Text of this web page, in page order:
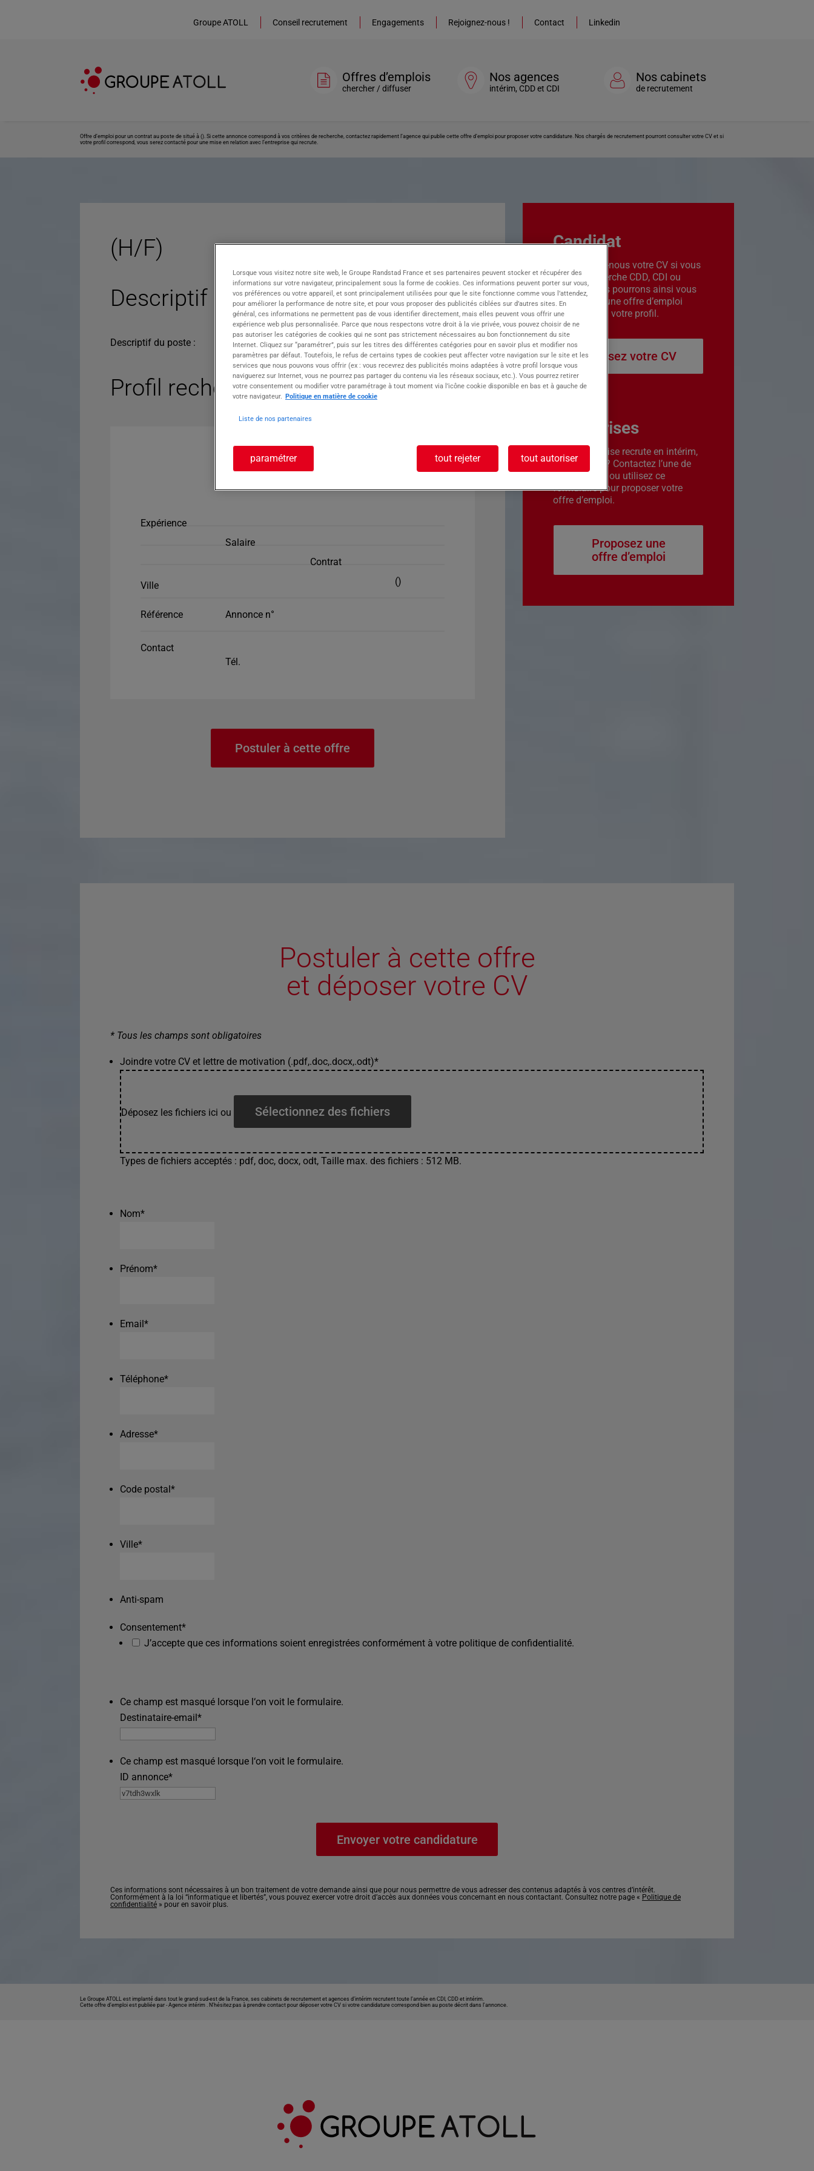
Groupe ATOLL Conseil recrutement Engagements Rejoignez-nous ! Contact Linkedin
Offres d’emplois
chercher / diffuser
Nos agences
intérim, CDD et CDI
Nos cabinets
de recrutement
Offre d’emploi pour un contrat au poste de situé à (). Si cette annonce correspond à vos critères de recherche, contactez rapidement l’agence qui publie cette offre d’emploi pour proposer votre candidature. Nos chargés de recrutement pourront consulter votre CV et si
votre profil correspond, vous serez contacté pour une mise en relation avec l’entreprise qui recrute.
(H/F)
Descriptif du poste :
Descriptif du poste :
Profil recherché
Expérience
Salaire
Contrat
Ville ()
Référence Annonce n°
Contact
Tél.
Postuler à cette offre
Candidat
Transmettez-nous votre CV si vous
êtes en recherche CDD, CDI ou
intérim. Nous pourrons ainsi vous
contacter si une offre d’emploi
correspond à votre profil.
Déposez votre CV
Entreprises
Votre entreprise recrute en intérim,
CDD ou CDI ? Contactez l’une de
nos agences ou utilisez ce
formulaire pour proposer votre
offre d’emploi.
Proposez une
offre d’emploi
Postuler à cette offre
et déposer votre CV
* Tous les champs sont obligatoires
Joindre votre CV et lettre de motivation (.pdf,.doc,.docx,.odt)*
Déposez les fichiers ici ou Sélectionnez des fichiers
Types de fichiers acceptés : pdf, doc, docx, odt, Taille max. des fichiers : 512 MB.
Nom*
Prénom*
Email*
Téléphone*
Adresse*
Code postal*
Ville*
Anti-spam
Consentement*
J’accepte que ces informations soient enregistrées conformément à votre politique de confidentialité.
Ce champ est masqué lorsque l‘on voit le formulaire.
Destinataire-email*
Ce champ est masqué lorsque l‘on voit le formulaire.
ID annonce*
Ces informations sont nécessaires à un bon traitement de votre demande ainsi que pour nous permettre de vous adresser des contenus adaptés à vos centres d’intérêt.
Conformément à la loi “informatique et libertés”, vous pouvez exercer votre droit d’accès aux données vous concernant en nous contactant. Consultez notre page « Politique de
confidentialité » pour en savoir plus.
Le Groupe ATOLL est implanté dans tout le grand sud-est de la France, ses cabinets de recrutement et agences d’intérim recrutent toute l’année en CDI, CDD et intérim.
Cette offre d’emploi est publiée par -Agence intérim . N’hésitez pas à prendre contact pour déposer votre CV si votre candidature correspond bien au poste décrit dans l'annonce.
Lorsque vous visitez notre site web, le Groupe Randstad France et ses partenaires peuvent stocker et récupérer des
informations sur votre navigateur, principalement sous la forme de cookies. Ces informations peuvent porter sur vous,
vos préférences ou votre appareil, et sont principalement utilisées pour que le site fonctionne comme vous l’attendez,
pour améliorer la performance de notre site, et pour vous proposer des publicités ciblées sur d’autres sites. En
général, ces informations ne permettent pas de vous identifier directement, mais elles peuvent vous offrir une
expérience web plus personnalisée. Parce que nous respectons votre droit à la vie privée, vous pouvez choisir de ne
pas autoriser les catégories de cookies qui ne sont pas strictement nécessaires au bon fonctionnement du site
Internet. Cliquez sur “paramétrer”, puis sur les titres des différentes catégories pour en savoir plus et modifier nos
paramètres par défaut. Toutefois, le refus de certains types de cookies peut affecter votre navigation sur le site et les
services que nous pouvons vous offrir (ex : vous recevrez des publicités moins adaptées à votre profil lorsque vous
naviguerez sur Internet, vous ne pourrez pas partager du contenu via les réseaux sociaux, etc.). Vous pourrez retirer
votre consentement ou modifier votre paramétrage à tout moment via l’icône cookie disponible en bas et à gauche de
votre navigateur. Politique en matière de cookie
Liste de nos partenaires
paramétrer tout rejeter tout autoriser